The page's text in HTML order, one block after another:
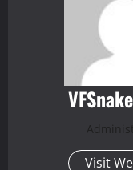
Visit